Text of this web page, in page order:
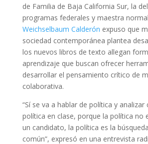
de Familia de Baja California Sur, la
programas federales y maestra
Weichselbaum Calderón expuso que
sociedad contemporánea plantea
los nuevos libros de texto allegan
aprendizaje que buscan ofrecer
desarrollar el pensamiento crítico de
colaborativa.
“Sí se va a hablar de política y
política en clase, porque la política no
un candidato, la política es la
común”, expresó en una entrevista